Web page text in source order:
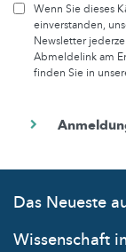
Wenn Sie dieses
einverstanden,
Newsletter
Abmeldelink am
finden Sie in
Das Neueste
Wissenschaft